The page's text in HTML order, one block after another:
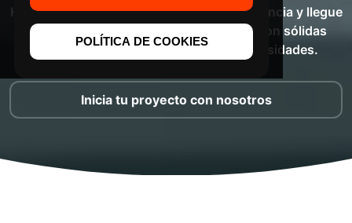
POLÍTICA DE COOKIES
Haga que su empresa sea accesible a distancia y llegue
a los consumidores en cualquier lugar con sólidas
soluciones SaaS adaptadas a sus necesidades.
Inicia tu proyecto con nosotros